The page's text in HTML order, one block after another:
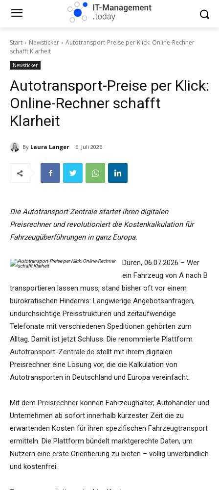
Start Newsticker
Autotransport-Preise per Klick: Online-Rechner
schafft Klarheit
Newsticker
Autotransport-Preise per Klick:
Online-Rechner schafft
Klarheit
By Laura Langer 6. Juli 2026
Die Autotransport-Zentrale startet ihren digitalen
Preisrechner und revolutioniert die Kostenkalkulation für
Fahrzeugüberführungen in ganz Europa.
Düren, 06.07.2026 – Wer
ein Fahrzeug von A nach B
transportieren lassen muss, stand bisher oft vor einem
bürokratischen Hindernis: Langwierige Angebotsanfragen,
undurchsichtige Preisstrukturen und zeitaufwendige
Telefonate mit verschiedenen Speditionen gehörten zum
Alltag. Damit ist jetzt Schluss. Die renommierte Plattform
Autotransport-Zentrale.de stellt mit ihrem digitalen
Preisrechner eine Lösung vor, die die Kalkulation von
Autotransporten in Deutschland und Europa vereinfacht.
Mit dem Preisrechner können Fahrzeughalter, Autohändler und
Unternehmen ab sofort innerhalb kürzester Zeit die zu
erwartenden Kosten für ihren spezifischen Fahrzeugtransport
ermitteln. Die Plattform bündelt marktgerechte Daten, um
Nutzern eine erste Orientierung zu bieten – völlig unverbindlich
und kostenfrei.